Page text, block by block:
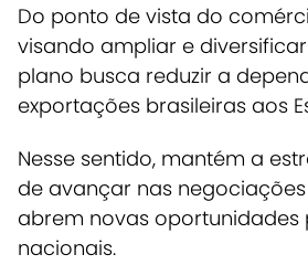
Do ponto de vista do
visando ampliar e
plano busca reduzir a
exportações brasileiras aos
Nesse sentido, mantém a
de avançar nas
abrem novas oportunidades
nacionais.